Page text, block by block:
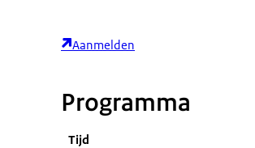
Aanmelden
Programma
Tijd